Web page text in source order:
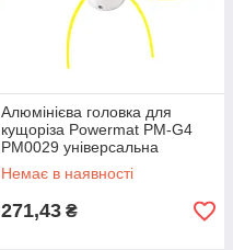
Алюмінієва головка для
кущоріза Powermat PM-G4
PM0029 універсальна
головка тримерна для
бензокоси
Немає в наявності
271,43 ₴